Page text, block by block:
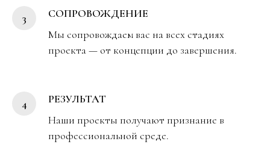
СОПРОВОЖДЕНИЕ
Мы сопровождаем вас на всех стадиях
проекта — от концепции до завершения.
РЕЗУЛЬТАТ
Наши проекты получают признание в
профессиональной среде.